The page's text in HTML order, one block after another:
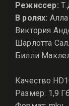
Режиссер:
В ролях:
Виктория
Шарлотта
Билли
Размер: 1,9